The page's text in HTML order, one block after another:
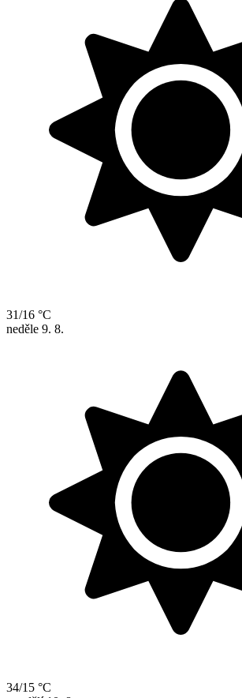
31/16 °C
neděle 9. 8.
34/15 °C